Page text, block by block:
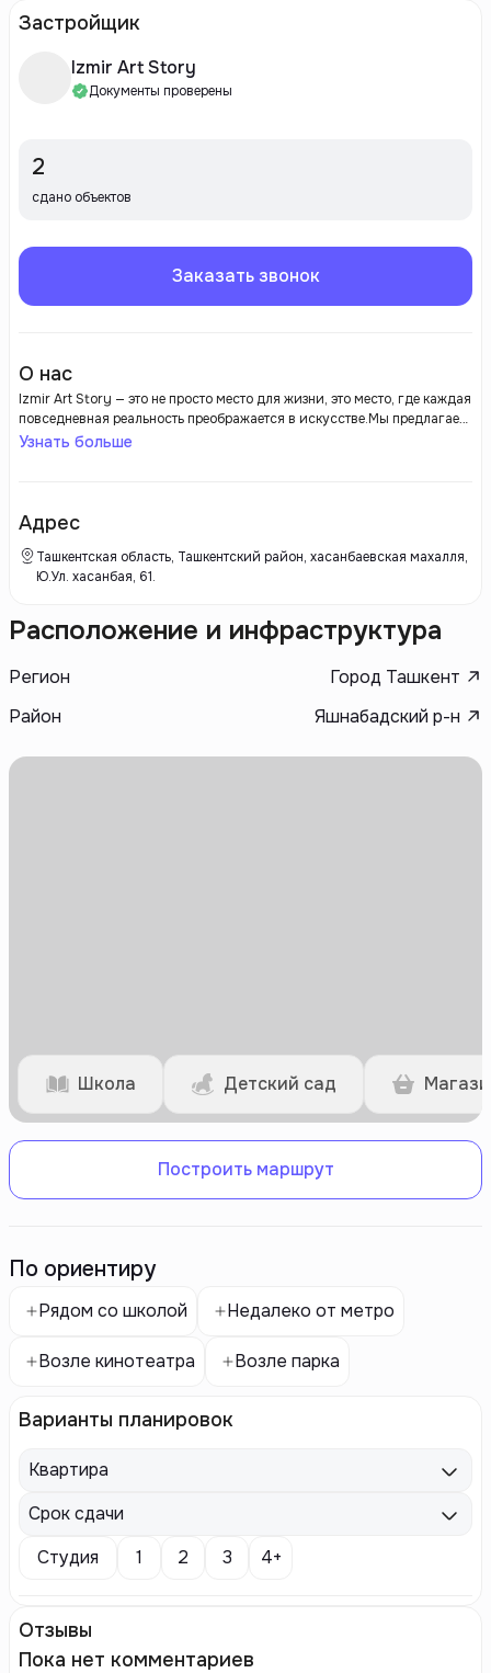
Застройщик
Izmir Art Story
Документы проверены
2
сдано объектов
Заказать звонок
О нас
Izmir Art Story — это не просто место для жизни, это место, где каждая
повседневная реальность преображается в искусстве.Мы предлагаем
вам насладиться комфортом, стилем и вдохновением в одном из
Узнать больше
Адрес
Ташкентская область, Ташкентский район, хасанбаевская махалля,
Ю.Ул. хасанбая, 61.
Расположение и инфраструктура
Регион
Город Ташкент
Район
Яшнабадский р-н
Школа Детский сад
Построить маршрут
По ориентиру
Рядом со школой Недалеко от метро
Возле кинотеатра Возле парка
Варианты планировок
Квартира
Срок сдачи
Студия
1 2 3 4+
Отзывы
Пока нет комментариев